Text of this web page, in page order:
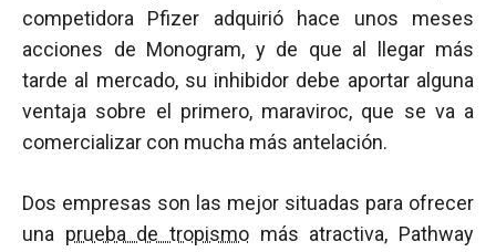
competidora Pfizer adquirió hace unos meses
acciones de Monogram, y de que al llegar más
tarde al mercado, su inhibidor debe aportar alguna
ventaja sobre el primero, maraviroc, que se va a
comercializar con mucha más antelación.
Dos empresas son las mejor situadas para ofrecer
una prueba de tropismo más atractiva, Pathway